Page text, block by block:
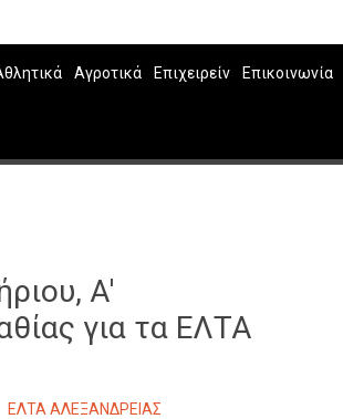
Αγροτικά Επιχειρείν Επικοινωνία
Α'
για τα ΕΛΤΑ
ΕΛΤΑ ΑΛΕΞΑΝΔΡΕΙΑΣ